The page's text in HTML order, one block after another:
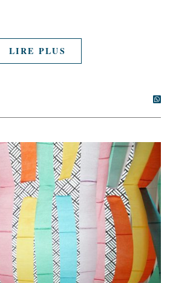
LIRE PLUS